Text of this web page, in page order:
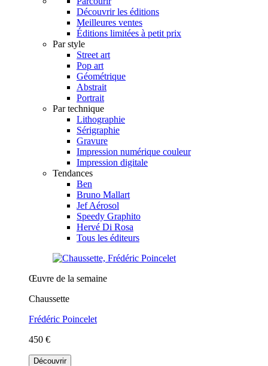
Découvrir les éditions
Meilleures ventes
Éditions limitées à petit prix
Par style
Street art
Pop art
Géométrique
Abstrait
Portrait
Par technique
Lithographie
Sérigraphie
Gravure
Impression numérique couleur
Impression digitale
Tendances
Ben
Bruno Mallart
Jef Aérosol
Speedy Graphito
Hervé Di Rosa
Tous les éditeurs
Œuvre de la semaine
Chaussette
Frédéric Poincelet
450 €
Découvrir